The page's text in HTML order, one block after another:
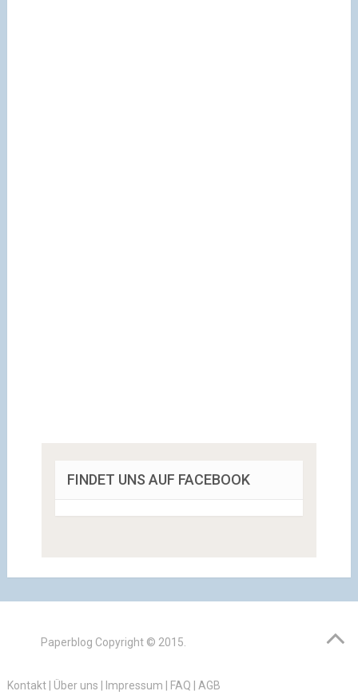
FINDET UNS AUF FACEBOOK
Paperblog Copyright © 2015.
Kontakt| Über uns Impressum FAQ AGB